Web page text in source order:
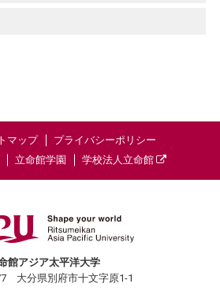
マップ
プライバシーポリシー
立命館学園 学校法人立命館
館アジア太平洋大学
大分県別府市十文字原1-1